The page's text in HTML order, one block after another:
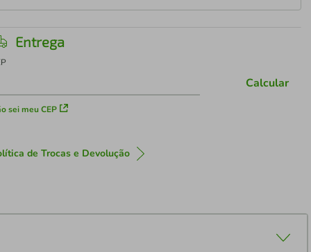
Entrega
sei meu CEP
Calcular
de Trocas e Devolução